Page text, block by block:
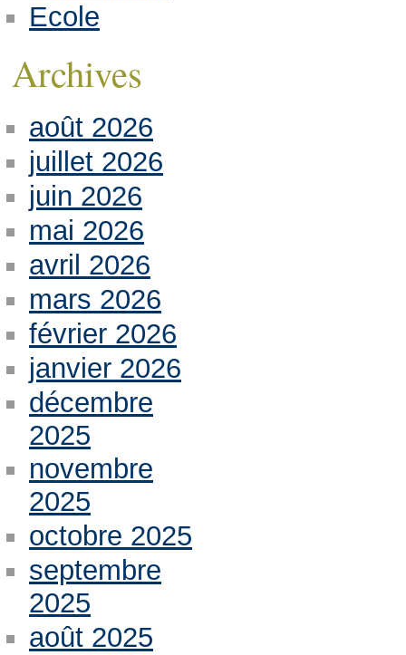
Ecole
Archives
août 2026
juillet 2026
juin 2026
mai 2026
avril 2026
mars 2026
février 2026
janvier 2026
décembre
2025
novembre
2025
octobre 2025
septembre
2025
août 2025